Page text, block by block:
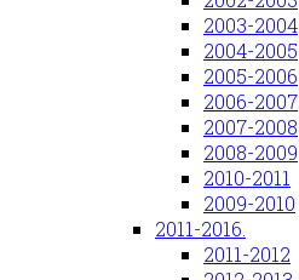
2003-2004
2004-2005
2005-2006
2006-2007
2007-2008
2008-2009
2010-2011
2009-2010
2011-2016.
2011-2012